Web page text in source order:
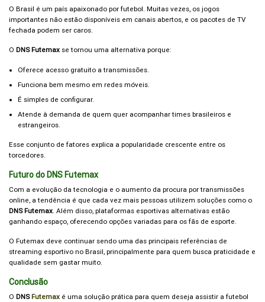
O Brasil é um país apaixonado por futebol. Muitas vezes, os jogos
importantes não estão disponíveis em canais abertos, e os pacotes de TV
fechada podem ser caros.
O DNS Futemax se tornou uma alternativa porque:
Oferece acesso gratuito a transmissões.
Funciona bem mesmo em redes móveis.
É simples de configurar.
Atende à demanda de quem quer acompanhar times brasileiros e
estrangeiros.
Esse conjunto de fatores explica a popularidade crescente entre os
torcedores.
Futuro do DNS Futemax
Com a evolução da tecnologia e o aumento da procura por transmissões
online, a tendência é que cada vez mais pessoas utilizem soluções como o
DNS Futemax. Além disso, plataformas esportivas alternativas estão
ganhando espaço, oferecendo opções variadas para os fãs de esporte.
O Futemax deve continuar sendo uma das principais referências de
streaming esportivo no Brasil, principalmente para quem busca praticidade e
qualidade sem gastar muito.
Conclusão
O DNS Futemax é uma solução prática para quem deseja assistir a futebol